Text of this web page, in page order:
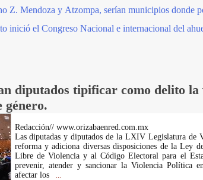
Z. Mendoza y Atzompa, serían municipios donde
inició el Congreso Nacional e internacional del
diputados tipificar como delito
género.
Redacción// www.orizabaenred.com.mx
Las diputadas y diputados de la LXIV Legislatura de
reforma y adiciona diversas disposiciones de la Ley
Libre de Violencia y al Código Electoral para el
prevenir, atender y sancionar la Violencia Política
afectar los